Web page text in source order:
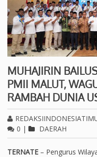
MUHAJIRIN
PMII MALUT,
RAMBAH DUNIA
0 | DAERAH
TERNATE – Pengurus